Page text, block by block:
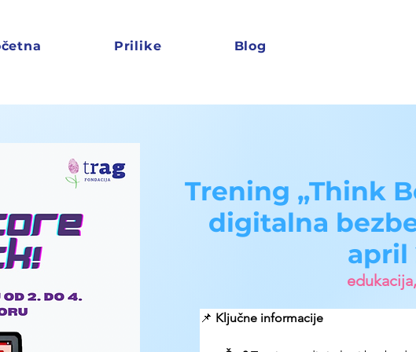
Prilike Blog
Trening „Think
digitalna
april
📌 Ključne informacije